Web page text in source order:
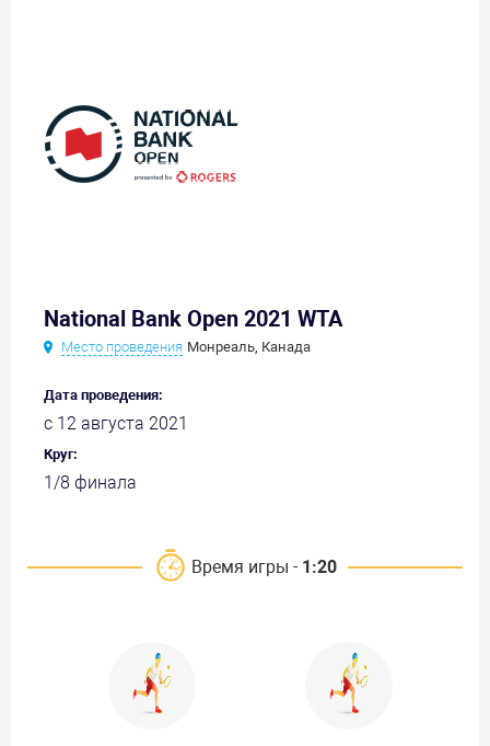
National Bank Open 2021 WTA
Место проведения Монреаль, Канада
Дата проведения:
с 12 августа 2021
Круг:
1/8 финала
Время игры - 1:20